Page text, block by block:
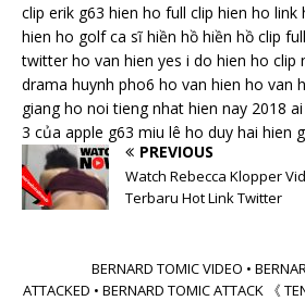
clip erik g63 hien ho full clip hien ho link
hien ho golf ca sĩ hiền hồ hiền hồ clip
twitter ho van hien yes i do hien ho clip
drama huynh pho6 ho van hien ho van
giang ho noi tieng nhat hien nay 2018
3 của apple g63 miu lê ho duy hai hien
PREVIOUS
Watch Rebecca Klopper
Terbaru Hot Link Twitter
BERNARD TOMIC VIDEO •
ATTACKED • BERNARD TOMIC ATTACK 《